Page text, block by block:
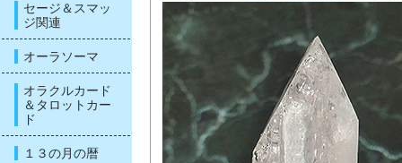
セージ＆スマッ
ジ関連
オーラソーマ
オラクルカード
＆タロットカー
ド
１３の月の暦